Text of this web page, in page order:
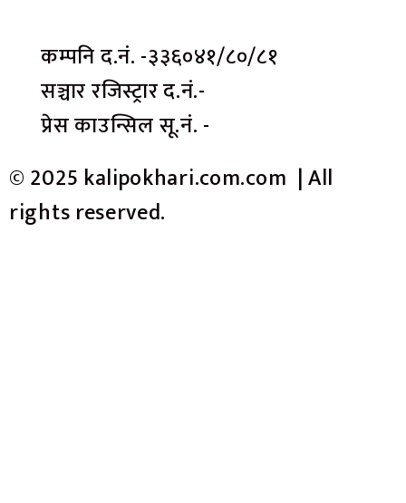
कम्पनि द.नं. -३३६०४१/८०/८१
सञ्चार रजिस्ट्रार द.नं.-
प्रेस काउन्सिल सू.नं. -
© 2025 kalipokhari.com.com | All
rights reserved.